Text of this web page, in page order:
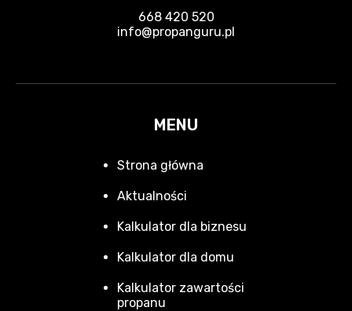
668 420 520
info@propanguru.pl
MENU
Strona główna
Aktualności
Kalkulator dla biznesu
Kalkulator dla domu
Kalkulator zawartości
propanu